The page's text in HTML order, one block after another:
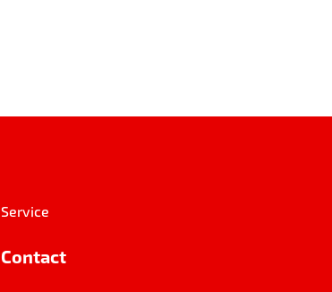
Service
Contact